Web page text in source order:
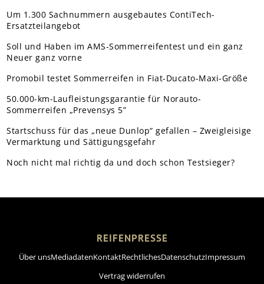
Um 1.300 Sachnummern ausgebautes ContiTech-
Ersatzteilangebot
Soll und Haben im AMS-Sommerreifentest und ein ganz
Neuer ganz vorne
Promobil testet Sommerreifen in Fiat-Ducato-Maxi-Größe
50.000-km-Laufleistungsgarantie für Norauto-
Sommerreifen „Prevensys 5”
Startschuss für das „neue Dunlop“ gefallen – Zweigleisige
Vermarktung und Sättigungsgefahr
Noch nicht mal richtig da und doch schon Testsieger?
REIFENPRESSE
Über unsMediadatenKontaktRechtlichesDatenschutzImpressum
Vertrag widerrufen